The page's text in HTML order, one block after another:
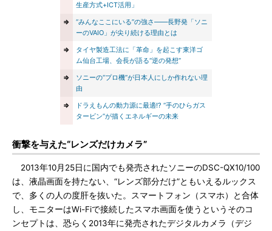
生産方式+ICT活用」
⇒
“みんなここにいる”の強さ――長野発「ソニ
ーのVAIO」が尖り続ける理由とは
⇒
タイヤ製造工法に「革命」を起こす東洋ゴ
ム仙台工場、会長が語る“逆の発想”
⇒
ソニーの“プロ機”が日本人にしか作れない理
由
⇒
ドラえもんの動力源に最適!? “手のひらガス
タービン”が描くエネルギーの未来
衝撃を与えた“レンズだけカメラ”
2013年10月25日に国内でも発売されたソニーのDSC-QX10/100
は、液晶画面を持たない、“レンズ部分だけ”ともいえるルックス
で、多くの人の度肝を抜いた。スマートフォン（スマホ）と合体
し、モニターはWi-Fiで接続したスマホ画面を使うというそのコ
ンセプトは、恐らく2013年に発売されたデジタルカメラ（デジ